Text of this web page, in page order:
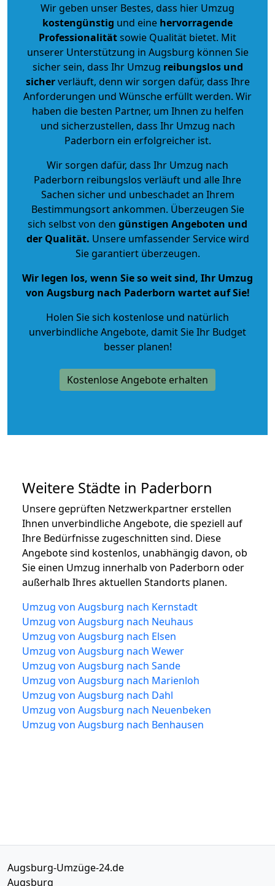
Wir geben unser Bestes, dass hier Umzug
kostengünstig und eine hervorragende
Professionalitätsowie Qualität bietet. Mit
unserer Unterstützung in Augsburg können Sie
sicher sein, dass Ihr Umzug reibungslos und
sicherverläuft, denn wir sorgen dafür, dass Ihre
Anforderungen und Wünsche erfüllt werden. Wir
haben die besten Partner, um Ihnen zu helfen
und sicherzustellen, dass Ihr Umzug nach
Paderborn ein erfolgreicher ist.
Wir sorgen dafür, dass Ihr Umzug nach
Paderborn reibungslos verläuft und alle Ihre
Sachen sicher und unbeschadet an Ihrem
Bestimmungsort ankommen. Überzeugen Sie
sich selbst von den günstigen Angeboten und
der Qualität. Unsere umfassender Service wird
Sie garantiert überzeugen.
Wir legen los, wenn Sie so weit sind, Ihr Umzug
von Augsburg nach Paderborn wartet auf Sie!
Holen Sie sich kostenlose und natürlich
unverbindliche Angebote, damit Sie Ihr Budget
besser planen!
Kostenlose Angebote erhalten
Weitere Städte in Paderborn
Unsere geprüften Netzwerkpartner erstellen
Ihnen unverbindliche Angebote, die speziell auf
Ihre Bedürfnisse zugeschnitten sind. Diese
Angebote sind kostenlos, unabhängig davon, ob
Sie einen Umzug innerhalb von Paderborn oder
außerhalb Ihres aktuellen Standorts planen.
Umzug von Augsburg nach Kernstadt
Umzug von Augsburg nach Neuhaus
Umzug von Augsburg nach Elsen
Umzug von Augsburg nach Wewer
Umzug von Augsburg nach Sande
Umzug von Augsburg nach Marienloh
Umzug von Augsburg nach Dahl
Umzug von Augsburg nach Neuenbeken
Umzug von Augsburg nach Benhausen
Augsburg-Umzüge-24.de
Augsburg